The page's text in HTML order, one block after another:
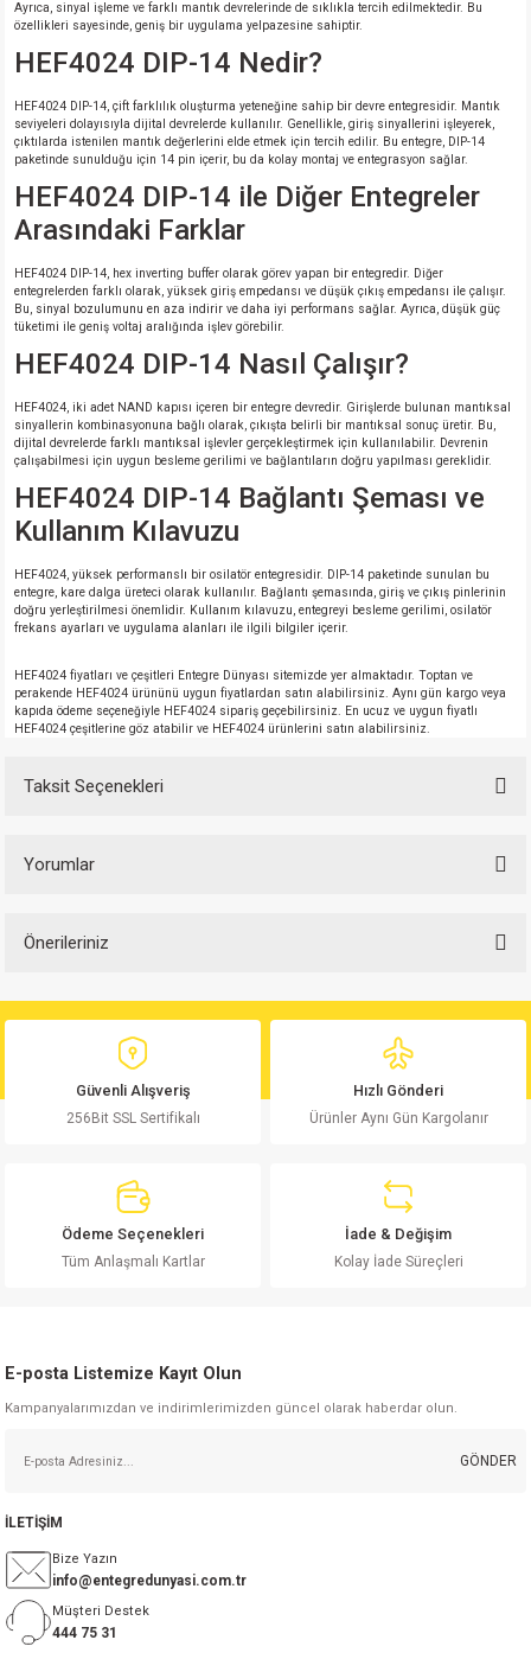
Ayrıca, sinyal işleme ve farklı mantık devrelerinde de sıklıkla tercih edilmektedir. Bu
özellikleri sayesinde, geniş bir uygulama yelpazesine sahiptir.
HEF4024 DIP-14 Nedir?
HEF4024 DIP-14, çift farklılık oluşturma yeteneğine sahip bir devre entegresidir. Mantık
seviyeleri dolayısıyla dijital devrelerde kullanılır. Genellikle, giriş sinyallerini işleyerek,
çıktılarda istenilen mantık değerlerini elde etmek için tercih edilir. Bu entegre, DIP-14
paketinde sunulduğu için 14 pin içerir, bu da kolay montaj ve entegrasyon sağlar.
HEF4024 DIP-14 ile Diğer Entegreler
Arasındaki Farklar
HEF4024 DIP-14, hex inverting buffer olarak görev yapan bir entegredir. Diğer
entegrelerden farklı olarak, yüksek giriş empedansı ve düşük çıkış empedansı ile çalışır.
Bu, sinyal bozulumunu en aza indirir ve daha iyi performans sağlar. Ayrıca, düşük güç
tüketimi ile geniş voltaj aralığında işlev görebilir.
HEF4024 DIP-14 Nasıl Çalışır?
HEF4024, iki adet NAND kapısı içeren bir entegre devredir. Girişlerde bulunan mantıksal
sinyallerin kombinasyonuna bağlı olarak, çıkışta belirli bir mantıksal sonuç üretir. Bu,
dijital devrelerde farklı mantıksal işlevler gerçekleştirmek için kullanılabilir. Devrenin
çalışabilmesi için uygun besleme gerilimi ve bağlantıların doğru yapılması gereklidir.
HEF4024 DIP-14 Bağlantı Şeması ve
Kullanım Kılavuzu
HEF4024, yüksek performanslı bir osilatör entegresidir. DIP-14 paketinde sunulan bu
entegre, kare dalga üreteci olarak kullanılır. Bağlantı şemasında, giriş ve çıkış pinlerinin
doğru yerleştirilmesi önemlidir. Kullanım kılavuzu, entegreyi besleme gerilimi, osilatör
frekans ayarları ve uygulama alanları ile ilgili bilgiler içerir.
HEF4024 fiyatları ve çeşitleri Entegre Dünyası sitemizde yer almaktadır. Toptan ve
perakende HEF4024 ürününü uygun fiyatlardan satın alabilirsiniz. Aynı gün kargo veya
kapıda ödeme seçeneğiyle HEF4024 sipariş geçebilirsiniz. En ucuz ve uygun fiyatlı
HEF4024 çeşitlerine göz atabilir ve HEF4024 ürünlerini satın alabilirsiniz.
Taksit Seçenekleri
Yorumlar
Yorum Yaz
Önerileriniz
yetersiz gördüğünüz noktaları öneri formunu kullanarak tarafımıza
Görüş ve önerileriniz için teşekkür ederiz.
Ürün resmi kalitesiz, bozuk veya görüntülenemiyor.
Ürün bilgilerinde hatalar bulunuyor.
Bu ürüne benzer farklı alternatifler olmalı.
Gönder
Güvenli Alışveriş
256Bit SSL Sertifikalı
Hızlı Gönderi
Ürünler Aynı Gün Kargolanır
Ödeme Seçenekleri
Tüm Anlaşmalı Kartlar
İade & Değişim
Kolay İade Süreçleri
E-posta Listemize Kayıt Olun
Kampanyalarımızdan ve indirimlerimizden güncel olarak haberdar olun.
GÖNDER
İLETİŞİM
Bize Yazın
info@entegredunyasi.com.tr
Müşteri Destek
444 75 31